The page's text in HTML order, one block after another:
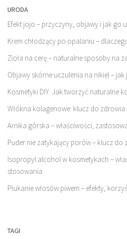
URODA
Efekt jojo – przyczyny, objawy i jak go
Krem chłodzący po opalaniu –
Zioła na cerę – naturalne sposoby na
Objawy skórne uczulenia na nikiel –
Kosmetyki DIY: Jak tworzyć naturalne
Włókna kolagenowe: klucz do
Arnika górska – właściwości,
Puder nie zatykający porów – klucz do
Isopropyl alcohol w kosmetykach –
stosowania
Płukanie włosów piwem – efekty,
TAGI